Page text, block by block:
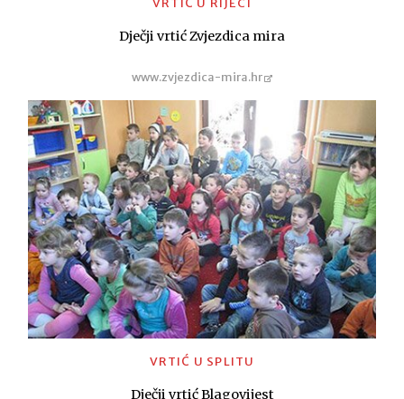
VRTIĆ U RIJECI
Dječji vrtić Zvjezdica mira
www.zvjezdica-mira.hr
VRTIĆ U SPLITU
Dječji vrtić Blagovijest